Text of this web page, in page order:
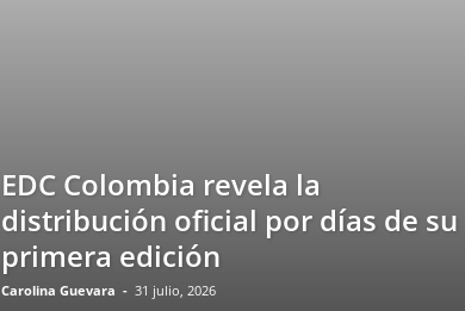
EDC Colombia revela la
distribución oficial por días de su
primera edición
Carolina Guevara - 31 julio, 2026